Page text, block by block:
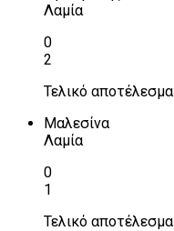
Λαμία
0
2
Τελικό αποτέλεσμα
Μαλεσίνα
Λαμία
0
1
Τελικό αποτέλεσμα